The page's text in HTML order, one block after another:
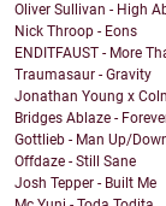
Oliver Sullivan - High
Nick Throop - Eons
ENDITFAUST - More
Traumasaur - Gravity
Jonathan Young x
Bridges Ablaze -
Gottlieb - Man Up/
Offdaze - Still Sane
Josh Tepper - Built Me